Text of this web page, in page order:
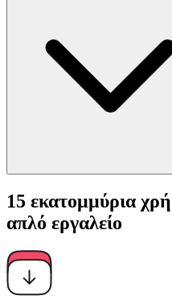
15 εκατομμύρια
απλό εργαλείο